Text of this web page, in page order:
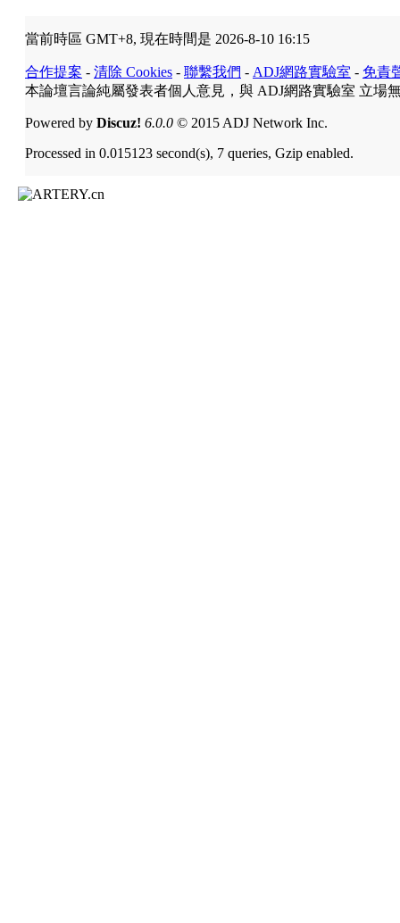
當前時區 GMT+8, 現在時間是 2026-8-10 16:15
合作提案 - 清除 Cookies - 聯繫我們 - ADJ網路實驗室 - 免責
本論壇言論純屬發表者個人意見，與 ADJ網路實驗室 立場
Powered by Discuz! 6.0.0 © 2015 ADJ Network Inc.
Processed in 0.015123 second(s), 7 queries, Gzip enabled.